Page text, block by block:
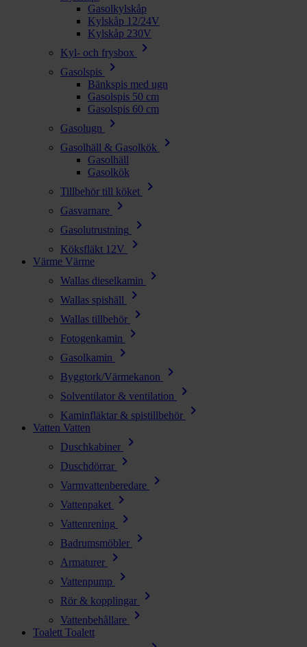
Gasolkylskåp
Kylskåp 12/24V
Kylskåp 230V
Kyl- och frysbox
chevron_right
Gasolspis chevron_right
Bänkspis med ugn
Gasolspis 50 cm
Gasolspis 60 cm
Gasolugn
chevron_right
Gasolhäll & Gasolkök chevron_right
Gasolhäll
Gasolkök
Tillbehör till köket
chevron_right
Gasvarnare chevron_right
Gasolutrustning chevron_right
Köksfläkt 12V chevron_right
Värme Värme
Wallas dieselkamin
chevron_right
Wallas spishäll chevron_right
Wallas tillbehör chevron_right
Fotogenkamin chevron_right
Gasolkamin chevron_right
Byggtork/Värmekanon chevron_right
Solventilator & ventilation chevron_right
Kaminfläktar & spistillbehör chevron_right
Vatten Vatten
Duschkabiner
chevron_right
Duschdörrar chevron_right
Varmvattenberedare chevron_right
Vattenpaket chevron_right
Vattenrening chevron_right
Badrumsmöbler chevron_right
Armaturer chevron_right
Vattenpump chevron_right
Rör & kopplingar chevron_right
Vattenbehållare chevron_right
Toalett Toalett